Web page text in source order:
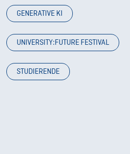
GENERATIVE KI
UNIVERSITY:FUTURE FESTIVAL
STUDIERENDE